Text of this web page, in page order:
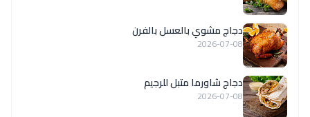
دجاج مشوي بالعسل بالفرن
2026-07-08
دجاج شاورما متبل للرجيم
2026-07-08